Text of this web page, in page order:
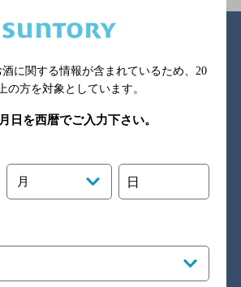
わり
に関する情報が含まれているため、 20
の方を対象としています。
日を西暦でご入力下さい。
月 日